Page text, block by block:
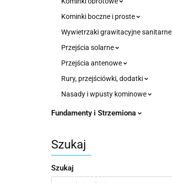
Kominki boczne i proste
Wywietrzaki grawitacyjne sanitarne
Przejścia solarne
Przejścia antenowe
Rury, przejściówki, dodatki
Nasady i wpusty kominowe
Fundamenty i Strzemiona
Szukaj
Szukaj